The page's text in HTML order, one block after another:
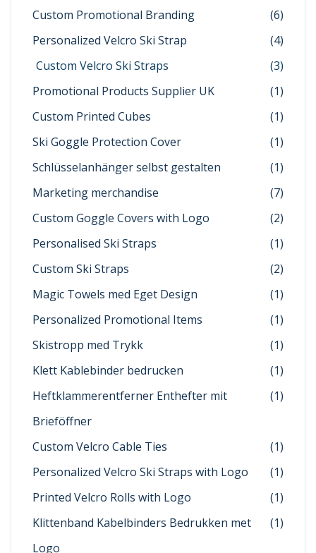
Custom Promotional Branding
(6)
Personalized Velcro Ski Strap
(4)
Custom Velcro Ski Straps
(3)
Promotional Products Supplier UK
(1)
Custom Printed Cubes
(1)
Ski Goggle Protection Cover
(1)
Schlüsselanhänger selbst gestalten
(1)
Marketing merchandise
(7)
Custom Goggle Covers with Logo
(2)
Personalised Ski Straps
(1)
Custom Ski Straps
(2)
Magic Towels med Eget Design
(1)
Personalized Promotional Items
(1)
Skistropp med Trykk
(1)
Klett Kablebinder bedrucken
(1)
Heftklammerentferner Enthefter mit
Brieföffner
(1)
Custom Velcro Cable Ties
(1)
Personalized Velcro Ski Straps with Logo
(1)
Printed Velcro Rolls with Logo
(1)
Klittenband Kabelbinders Bedrukken met
Logo
(1)